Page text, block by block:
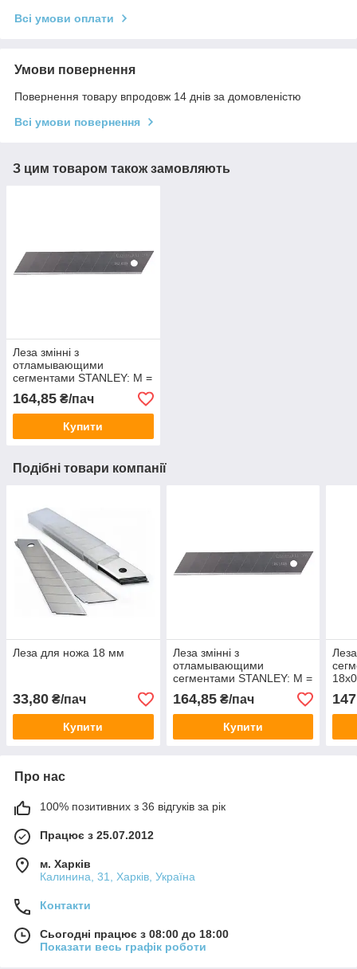
Всі умови оплати
Умови повернення
Повернення товару впродовж 14 днів за домовленістю
Всі умови повернення
З цим товаром також замовляють
Леза змінні з
отламывающими
сегментами STANLEY: M =
18 мм. 10 (шт / уп.)
164,85 ₴/пач
Купити
Подібні товари компанії
Леза для ножа 18 мм
33,80 ₴/пач
Купити
Леза змінні з
отламывающими
сегментами STANLEY: M =
164,85₴/пач
Купити
Про нас
100% позитивних з 36 відгуків за рік
Працює з 25.07.2012
м. Харків
Калинина, 31, Харків, Україна
Контакти
Сьогодні працює з 08:00 до 18:00
Показати весь графік роботи